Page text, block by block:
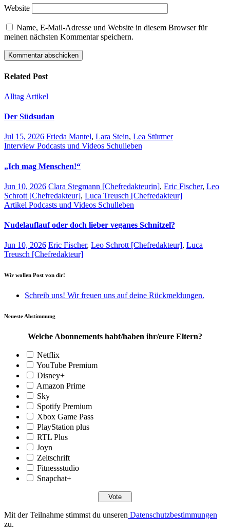
Website
Name, E-Mail-Adresse und Website in diesem Browser für
meinen nächsten Kommentar speichern.
Related Post
Alltag Artikel
Der Südsudan
Jul 15, 2026 Frieda Mantel, Lara Stein, Lea Stürmer
Interview Podcasts und Videos Schulleben
„Ich mag Menschen!“
Jun 10, 2026 Clara Stegmann [Chefredakteurin], Eric Fischer, Leo
Schrott [Chefredakteur], Luca Treusch [Chefredakteur]
Artikel Podcasts und Videos Schulleben
Nudelauflauf oder doch lieber veganes Schnitzel?
Jun 10, 2026 Eric Fischer, Leo Schrott [Chefredakteur], Luca
Treusch [Chefredakteur]
Wir wollen Post von dir!
Schreib uns! Wir freuen uns auf deine Rückmeldungen.
Neueste Abstimmung
Welche Abonnements habt/haben ihr/eure Eltern?
Netflix
YouTube Premium
Disney+
Amazon Prime
Sky
Spotify Premium
Xbox Game Pass
PlayStation plus
RTL Plus
Joyn
Zeitschrift
Fitnessstudio
Snapchat+
Mit der Teilnahme stimmst du unseren Datenschutzbestimmungen
zu.